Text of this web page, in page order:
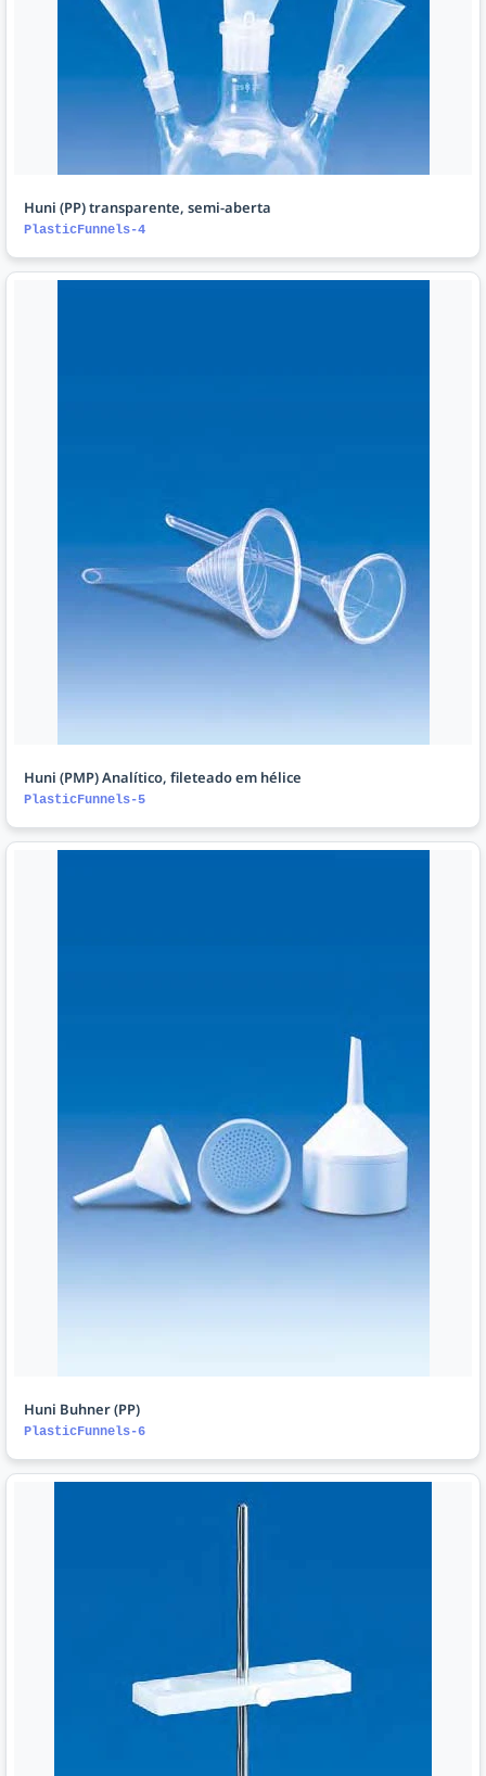
Huni (PP) transparente, semi-aberta
PlasticFunnels-4
Huni (PMP) Analítico, fileteado em hélice
PlasticFunnels-5
Huni Buhner (PP)
PlasticFunnels-6